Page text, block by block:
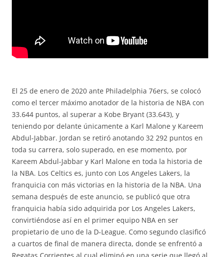
El 25 de enero de 2020 ante Philadelphia 76ers, se colocó
como el tercer máximo anotador de la historia de NBA con
33.644 puntos, al superar a Kobe Bryant (33.643), y
teniendo por delante únicamente a Karl Malone y Kareem
Abdul-Jabbar. Jordan se retiró anotando 32 292 puntos en
toda su carrera, solo superado, en ese momento, por
Kareem Abdul-Jabbar y Karl Malone en toda la historia de
la NBA. Los Celtics es, junto con Los Angeles Lakers, la
franquicia con más victorias en la historia de la NBA. Una
semana después de este anuncio, se publicó que otra
franquicia había sido adquirida por Los Angeles Lakers,
convirtiéndose así en el primer equipo NBA en ser
propietario de uno de la D-League. Como segundo clasificó
a cuartos de final de manera directa, donde se enfrentó a